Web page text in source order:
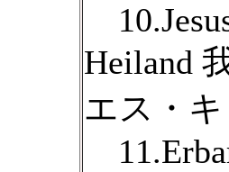
Heiland
エス・